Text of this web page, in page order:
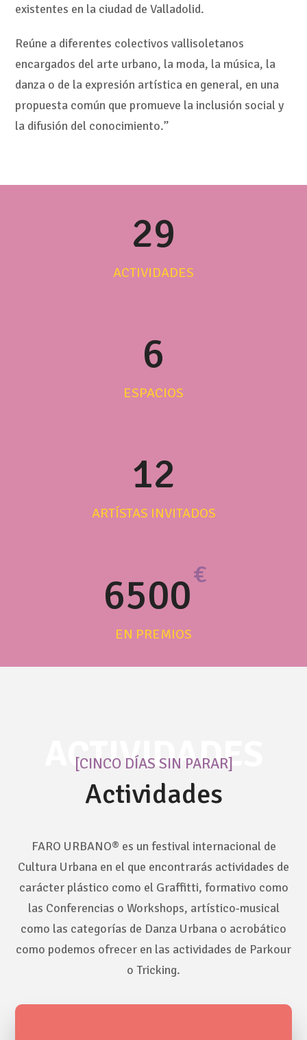
existentes en la ciudad de Valladolid.
Reúne a diferentes colectivos vallisoletanos
encargados del arte urbano, la moda, la música, la
danza o de la expresión artística en general, en una
propuesta común que promueve la inclusión social y
la difusión del conocimiento.”
29
ACTIVIDADES
6
ESPACIOS
12
ARTÍSTAS INVITADOS
6500€
EN PREMIOS
ACTIVIDADES
[CINCO DÍAS SIN PARAR]
Actividades
FARO URBANO® es un festival internacional de
Cultura Urbana en el que encontrarás actividades de
carácter plástico como el Graffitti, formativo como
las Conferencias o Workshops, artístico-musical
como las categorías de Danza Urbana o acrobático
como podemos ofrecer en las actividades de Parkour
o Tricking.